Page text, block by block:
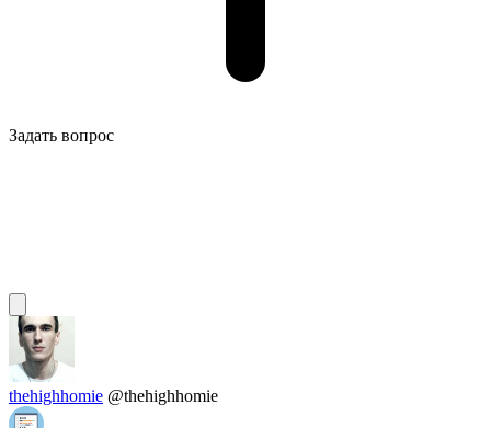
Задать вопрос
thehighhomie @thehighhomie